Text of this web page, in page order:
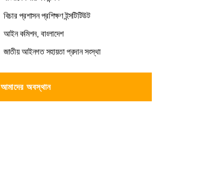
বিচার প্রশাসন প্রশিক্ষণ ইন্সটিটিউট
আইন কমিশন, বাংলাদেশ
জাতীয় আইনগত সহায়তা প্রদান সংস্থা
আমাদের অবস্থান